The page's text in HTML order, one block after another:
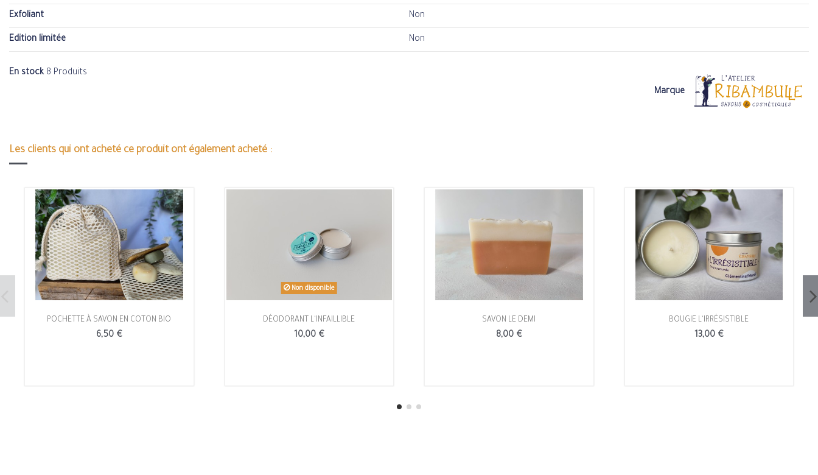
Exfoliant Non
Edition limitée Non
Marque
En stock 8 Produits
Les clients qui ont acheté ce produit ont également acheté :
POCHETTE À SAVON EN COTON BIO
6,50 €
Non disponible
DÉODORANT L'INFAILLIBLE
10,00 €
SAVON LE DEMI
8,00 €
BOUGIE L'IRRÉSISTIBLE
13,00 €